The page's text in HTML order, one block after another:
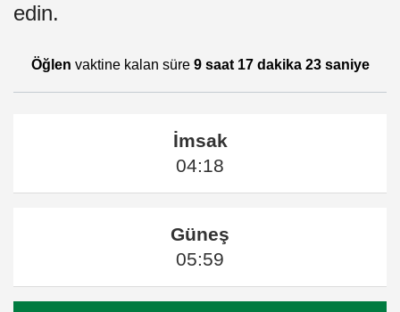
edin.
Öğlen vaktine kalan süre 9 saat 17 dakika 23 saniye
İmsak
04:18
Güneş
05:59